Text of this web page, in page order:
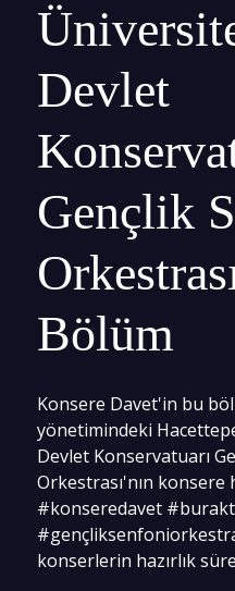
Devlet
Gençlik
Bölüm
Konsere Davet'in bu
yönetimindeki
Devlet Konservatuarı
Orkestrası'nın konsere
#konseredavet
konserlerin hazırlık